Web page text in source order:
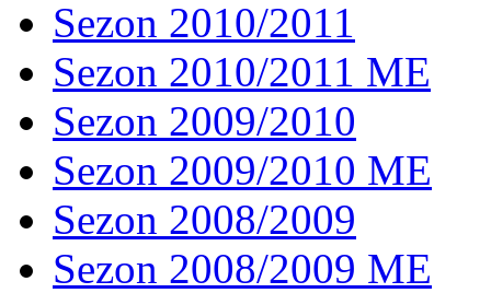
Sezon 2010/2011
Sezon 2010/2011 ME
Sezon 2009/2010
Sezon 2009/2010 ME
Sezon 2008/2009
Sezon 2008/2009 ME